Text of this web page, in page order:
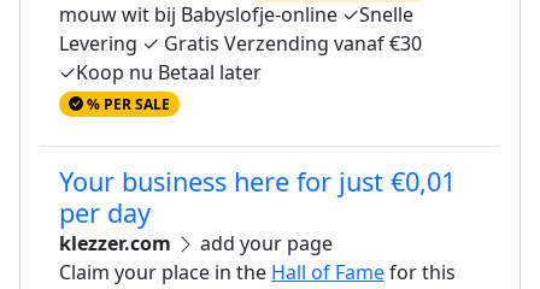
mouw wit bij Babyslofje-online ✓Snelle
Levering ✓ Gratis Verzending vanaf €30
✓Koop nu Betaal later
% PER SALE
Your business here for just €0,01
per day
klezzer.com
add your page
Claim your place in the Hall of Famefor this